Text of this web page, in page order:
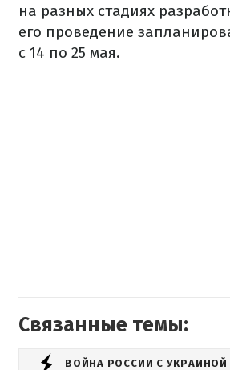
на разных стадиях
его проведение
с 14 по 25 мая.
Связанные темы:
ВОЙНА РОССИИ С УКРАИНОЙ